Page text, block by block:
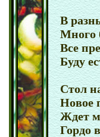
В
Много
Все
Буду
Стол
Новое
Ждет
Гордо